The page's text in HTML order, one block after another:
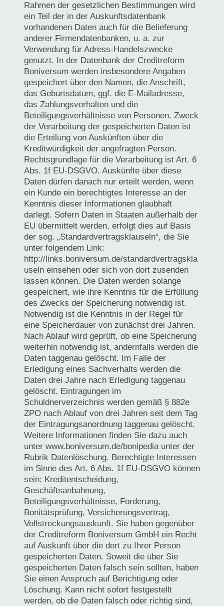
Rahmen der gesetzlichen Bestimmungen wird
ein Teil der in der Auskunftsdatenbank
vorhandenen Daten auch für die Belieferung
anderer Firmendatenbanken, u. a. zur
Verwendung für Adress-Handelszwecke
genutzt. In der Datenbank der Creditreform
Boniversum werden insbesondere Angaben
gespeichert über den Namen, die Anschrift,
das Geburtsdatum, ggf. die E-Mailadresse,
das Zahlungsverhalten und die
Beteiligungsverhältnisse von Personen. Zweck
der Verarbeitung der gespeicherten Daten ist
die Erteilung von Auskünften über die
Kreditwürdigkeit der angefragten Person.
Rechtsgrundlage für die Verarbeitung ist Art. 6
Abs. 1f EU-DSGVO. Auskünfte über diese
Daten dürfen danach nur erteilt werden, wenn
ein Kunde ein berechtigtes Interesse an der
Kenntnis dieser Informationen glaubhaft
darlegt. Sofern Daten in Staaten außerhalb der
EU übermittelt werden, erfolgt dies auf Basis
der sog. „Standardvertragsklauseln“, die Sie
unter folgendem Link:
http://links.boniversum.de/standardvertragskla
useln einsehen oder sich von dort zusenden
lassen können. Die Daten werden solange
gespeichert, wie ihre Kenntnis für die Erfüllung
des Zwecks der Speicherung notwendig ist.
Notwendig ist die Kenntnis in der Regel für
eine Speicherdauer von zunächst drei Jahren.
Nach Ablauf wird geprüft, ob eine Speicherung
weiterhin notwendig ist, andernfalls werden die
Daten taggenau gelöscht. Im Falle der
Erledigung eines Sachverhalts werden die
Daten drei Jahre nach Erledigung taggenau
gelöscht. Eintragungen im
Schuldnerverzeichnis werden gemäß § 882e
ZPO nach Ablauf von drei Jahren seit dem Tag
der Eintragungsanordnung taggenau gelöscht.
Weitere Informationen finden Sie dazu auch
unter www.boniversum.de/bonipedia unter der
Rubrik Datenlöschung. Berechtigte Interessen
im Sinne des Art. 6 Abs. 1f EU-DSGVO können
sein: Kreditentscheidung,
Geschäftsanbahnung,
Beteiligungsverhältnisse, Forderung,
Bonitätsprüfung, Versicherungsvertrag,
Vollstreckungsauskunft. Sie haben gegenüber
der Creditreform Boniversum GmbH ein Recht
auf Auskunft über die dort zu Ihrer Person
gespeicherten Daten. Soweit die über Sie
gespeicherten Daten falsch sein sollten, haben
Sie einen Anspruch auf Berichtigung oder
Löschung. Kann nicht sofort festgestellt
werden, ob die Daten falsch oder richtig sind,